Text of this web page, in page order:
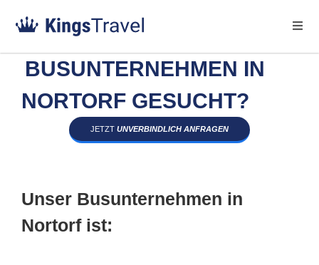
BUSUNTERNEHMEN IN
NORTORF GESUCHT?
JETZT UNVERBINDLICH ANFRAGEN
Unser Busunternehmen in
Nortorf ist: